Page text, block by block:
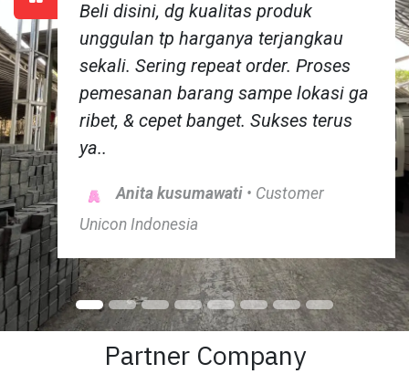
Beli disini, dg kualitas produk
unggulan tp harganya terjangkau
sekali. Sering repeat order. Proses
pemesanan barang sampe lokasi ga
ribet, & cepet banget. Sukses terus
ya..
Anita kusumawati • Customer
Unicon Indonesia
Partner Company